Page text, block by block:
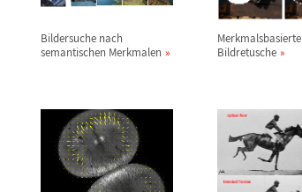
Bildersuche nach
semantischen Merkmalen
Merkmalsbasierte
Bildretusche